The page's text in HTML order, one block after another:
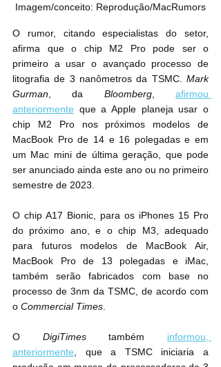
Imagem/conceito: Reprodução/MacRumors
O rumor, citando especialistas do setor,
afirma que o chip M2 Pro pode ser o
primeiro a usar o avançado processo de
litografia de 3 nanômetros da TSMC. Mark
Gurman , da Bloomberg, afirmou
anteriormente que a Apple planeja usar o
chip M2 Pro nos próximos modelos de
MacBook Pro de 14 e 16 polegadas e em
um Mac mini de última geração, que pode
ser anunciado ainda este ano ou no primeiro
semestre de 2023.
O chip A17 Bionic, para os iPhones 15 Pro
do próximo ano, e o chip M3, adequado
para futuros modelos de MacBook Air,
MacBook Pro de 13 polegadas e iMac,
também serão fabricados com base no
processo de 3nm da TSMC, de acordo com
o Commercial Times
O DigiTimes também informou,
anteriormente , que a TSMC iniciaria a